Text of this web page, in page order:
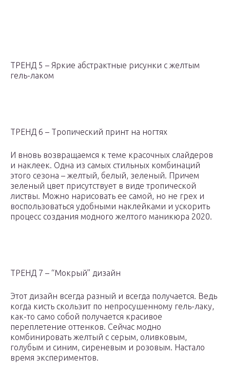
ТРЕНД 5 – Яркие абстрактные рисунки с желтым
гель-лаком
ТРЕНД 6 – Тропический принт на ногтях
И вновь возвращаемся к теме красочных слайдеров
и наклеек. Одна из самых стильных комбинаций
этого сезона – желтый, белый, зеленый. Причем
зеленый цвет присутствует в виде тропической
листвы. Можно нарисовать ее самой, но не грех и
воспользоваться удобными наклейками и ускорить
процесс создания модного желтого маникюра 2020.
ТРЕНД 7 – “Мокрый” дизайн
Этот дизайн всегда разный и всегда получается. Ведь
когда кисть скользит по непросушенному гель-лаку,
как-то само собой получается красивое
переплетение оттенков. Сейчас модно
комбинировать желтый с серым, оливковым,
голубым и синим, сиреневым и розовым. Настало
время экспериментов.